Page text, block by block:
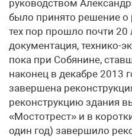
руководством
было принято решение о
тех пор прошло почти 20
документация, технико-
пока при Собянине,
наконец в декабре 2013
завершена
реконструкцию здания
«Мостотрест» и в
один год) завершило